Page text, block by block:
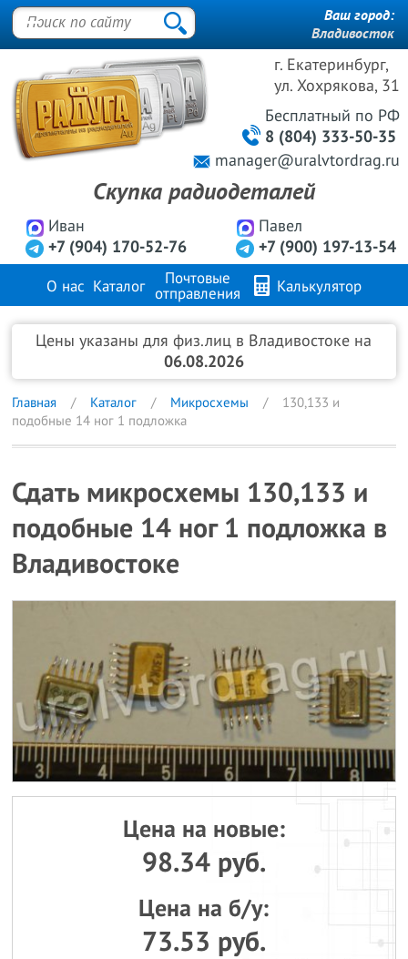
г. Екатеринбург,
ул. Хохрякова, 31
Иван
+7 (904) 170-52-76
Павел
+7 (900) 197-13-54
Бесплатный по РФ
8 (804) 333-50-35
manager@uralvtordrag.ru
Скупка радиодеталей
Ваш город:
Владивосток
О нас Каталог
Почтовые
отправления
Калькулятор
Продажа металлов FAQ Контакты
Цены указаны для физ.лиц в Владивостоке на
06.08.2026
Главная Каталог Микросхемы
130,133 и
подобные 14 ног 1 подложка
Сдать микросхемы 130,133 и
подобные 14 ног 1 подложка в
Владивостоке
Цена на новые:
98.34 руб.
Цена на б/у:
73.53 руб.